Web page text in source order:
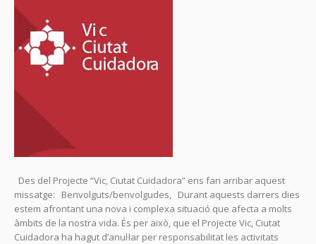
Des del Projecte “Vic, Ciutat Cuidadora” ens fan arribar aquest
missatge: Benvolguts/benvolgudes, Durant aquests darrers dies
estem afrontant una nova i complexa situació que afecta a molts
àmbits de la nostra vida. És per això, que el Projecte Vic, Ciutat
Cuidadora ha hagut d’anul·lar per responsabilitat les activitats